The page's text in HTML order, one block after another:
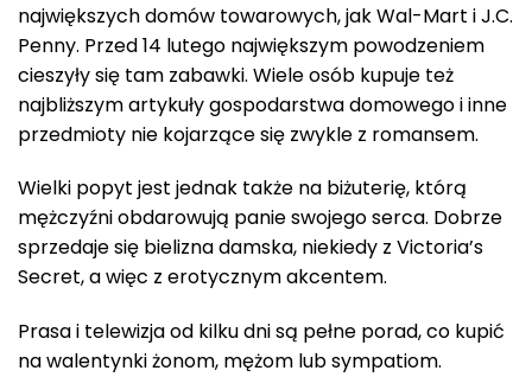
największych domów towarowych, jak Wal-Mart i J.C.
Penny. Przed 14 lutego największym powodzeniem
cieszyły się tam zabawki. Wiele osób kupuje też
najbliższym artykuły gospodarstwa domowego i inne
przedmioty nie kojarzące się zwykle z romansem.
Wielki popyt jest jednak także na biżuterię, którą
mężczyźni obdarowują panie swojego serca. Dobrze
sprzedaje się bielizna damska, niekiedy z Victoria’s
Secret, a więc z erotycznym akcentem.
Prasa i telewizja od kilku dni są pełne porad, co kupić
na walentynki żonom, mężom lub sympatiom.